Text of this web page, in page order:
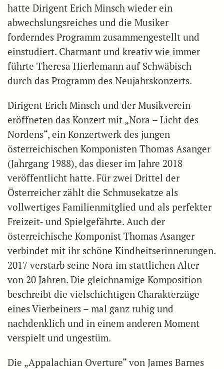
hatte Dirigent Erich Minsch wieder ein
abwechslungsreiches und die Musiker
forderndes Programm zusammengestellt und
einstudiert. Charmant und kreativ wie immer
führte Theresa Hierlemann auf Schwäbisch
durch das Programm des Neujahrskonzerts.
Dirigent Erich Minsch und der Musikverein
eröffneten das Konzert mit „Nora – Licht des
Nordens“, ein Konzertwerk des jungen
österreichischen Komponisten Thomas Asanger
(Jahrgang 1988), das dieser im Jahre 2018
veröffentlicht hatte. Für zwei Drittel der
Österreicher zählt die Schmusekatze als
vollwertiges Familienmitglied und als perfekter
Freizeit- und Spielgefährte. Auch der
österreichische Komponist Thomas Asanger
verbindet mit ihr schöne Kindheitserinnerungen.
2017 verstarb seine Nora im stattlichen Alter
von 20 Jahren. Die gleichnamige Komposition
beschreibt die vielschichtigen Charakterzüge
eines Vierbeiners – mal ganz ruhig und
nachdenklich und in einem anderen Moment
verspielt und ungestüm.
Die „Appalachian Overture“ von James Barnes